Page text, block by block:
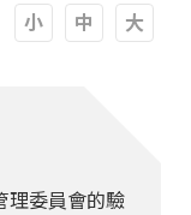
理委員會的驗